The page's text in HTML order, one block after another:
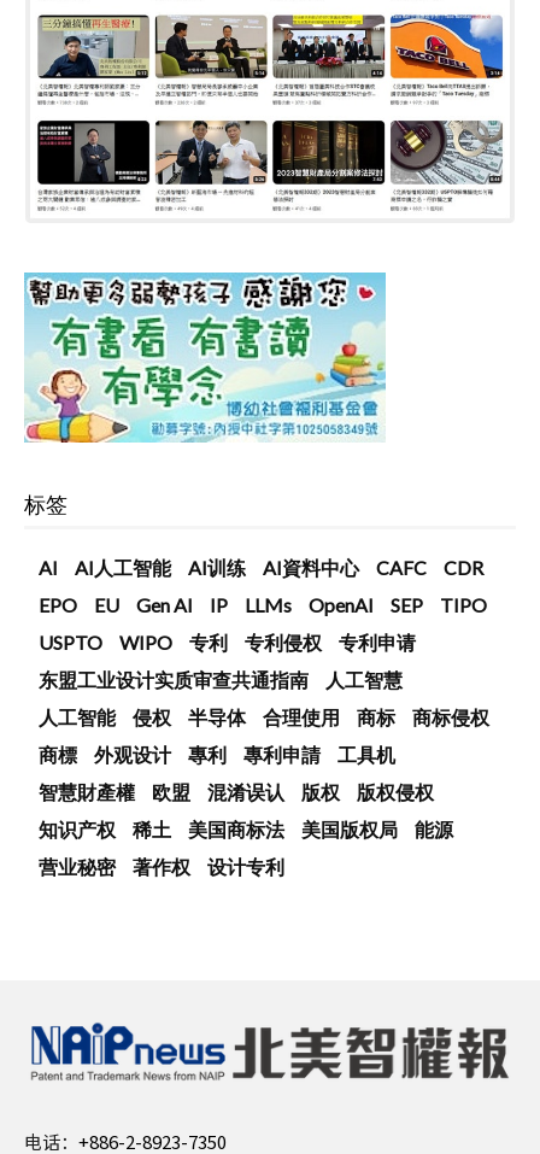
标签
AI AI人工智能 AI训练 AI資料中心 CAFC
CDR
EPO
EU Gen AI IP LLMs OpenAI SEP
TIPO
USPTO
WIPO 专利 专利侵权
专利申请
东盟工业设计实质审查共通指南
人工智慧
人工智能
侵权 半导体 合理使用 商标
商标侵权
商標
外观设计 專利 專利申請
工具机
智慧財產權
欧盟 混淆误认 版权
版权侵权
知识产权
稀土 美国商标法 美国版权局
能源
营业秘密
著作权 设计专利
电话： +886-2-8923-7350